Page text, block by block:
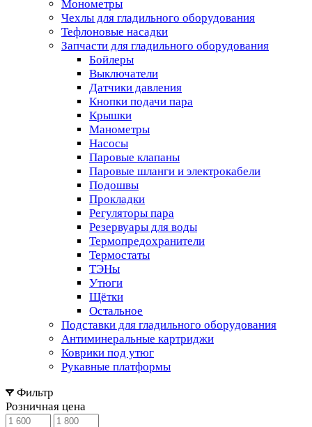
Монометры
Чехлы для гладильного оборудования
Тефлоновые насадки
Запчасти для гладильного оборудования
Бойлеры
Выключатели
Датчики давления
Кнопки подачи пара
Крышки
Манометры
Насосы
Паровые клапаны
Паровые шланги и электрокабели
Подошвы
Прокладки
Регуляторы пара
Резервуары для воды
Термопредохранители
Термостаты
ТЭНы
Утюги
Щётки
Остальное
Подставки для гладильного оборудования
Антиминеральные картриджи
Коврики под утюг
Рукавные платформы
Фильтр
Розничная цена